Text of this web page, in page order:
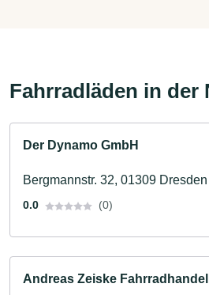
Fahrradläden in der
Der Dynamo GmbH
Bergmannstr. 32, 01309 Dresden
0.0 (0)
Andreas Zeiske Fahrradhandel